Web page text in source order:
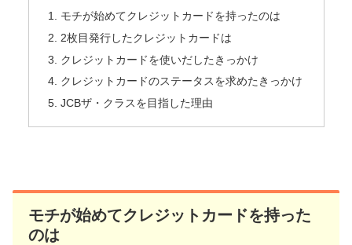
モチが始めてクレジットカードを持ったのは
2枚目発行したクレジットカードは
クレジットカードを使いだしたきっかけ
クレジットカードのステータスを求めたきっかけ
JCBザ・クラスを目指した理由
モチが始めてクレジットカードを持った
のは